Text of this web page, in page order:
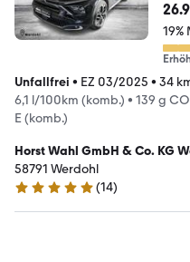
19%
Unfallfrei • EZ 03/2025 • 34
6,1 l/100km (komb.) • 139 g
E (komb.)
Horst Wahl GmbH & Co. KG
58791 Werdohl
5 Sterne
(14)